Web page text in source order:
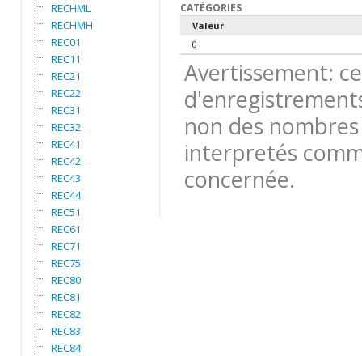
RECHML
RECHMH
REC01
REC11
REC21
REC22
REC31
REC32
REC41
REC42
REC43
REC44
REC51
REC61
REC71
REC75
REC80
REC81
REC82
REC83
REC84
CATÉGORIES
Valeur
0
Avertissement:
non des
interpretés
concernée.